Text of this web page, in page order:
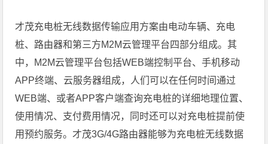
才茂充电桩无线数据传输应用方案由电动车辆、充电
桩、路由器和第三方M2M云管理平台四部分组成。其
中，M2M云管理平台包括WEB端控制平台、手机移动
APP终端、云服务器组成，人们可以在任何时间通过
WEB端、或者APP客户端查询充电桩的详细地理位置、
使用情况、支付费用情况，同时还可以对充电桩提前使
用预约服务。才茂3G/4G路由器能够为充电桩无线数据